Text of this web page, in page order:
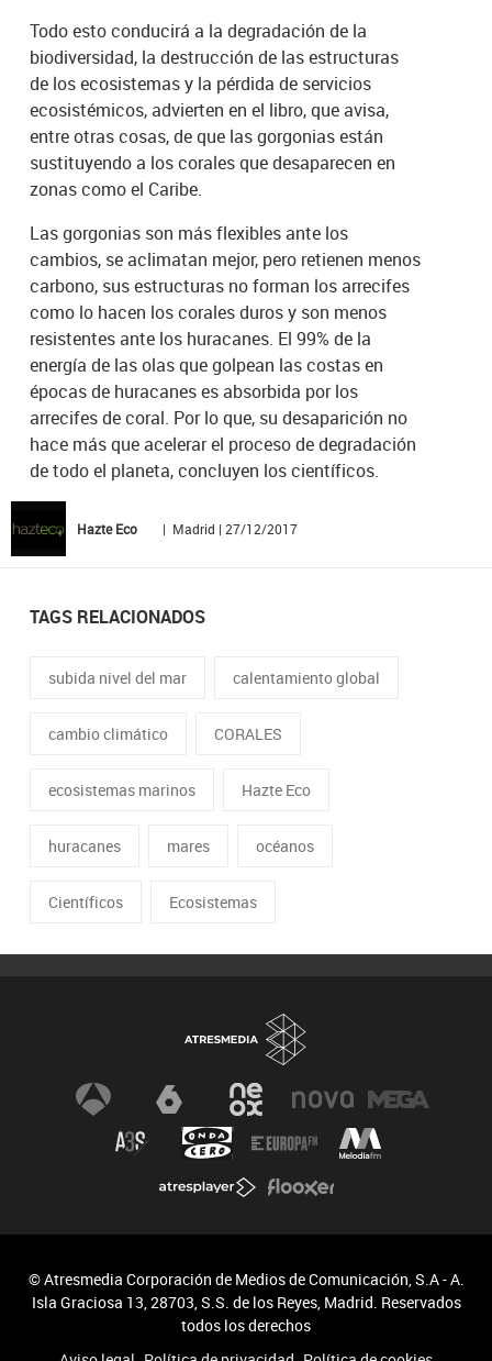
Todo esto conducirá a la degradación de la
biodiversidad, la destrucción de las estructuras
de los ecosistemas y la pérdida de servicios
ecosistémicos, advierten en el libro, que avisa,
entre otras cosas, de que las gorgonias están
sustituyendo a los corales que desaparecen en
zonas como el Caribe.
Las gorgonias son más flexibles ante los
cambios, se aclimatan mejor, pero retienen menos
carbono, sus estructuras no forman los arrecifes
como lo hacen los corales duros y son menos
resistentes ante los huracanes. El 99% de la
energía de las olas que golpean las costas en
épocas de huracanes es absorbida por los
arrecifes de coral. Por lo que, su desaparición no
hace más que acelerar el proceso de degradación
de todo el planeta, concluyen los científicos.
Hazte Eco | Madrid | 27/12/2017
TAGS RELACIONADOS
subida nivel del mar calentamiento global
cambio climático CORALES
ecosistemas marinos Hazte Eco
huracanes mares océanos
Científicos Ecosistemas
© Atresmedia Corporación de Medios de Comunicación, S.A - A.
Isla Graciosa 13, 28703, S.S. de los Reyes, Madrid. Reservados
todos los derechos